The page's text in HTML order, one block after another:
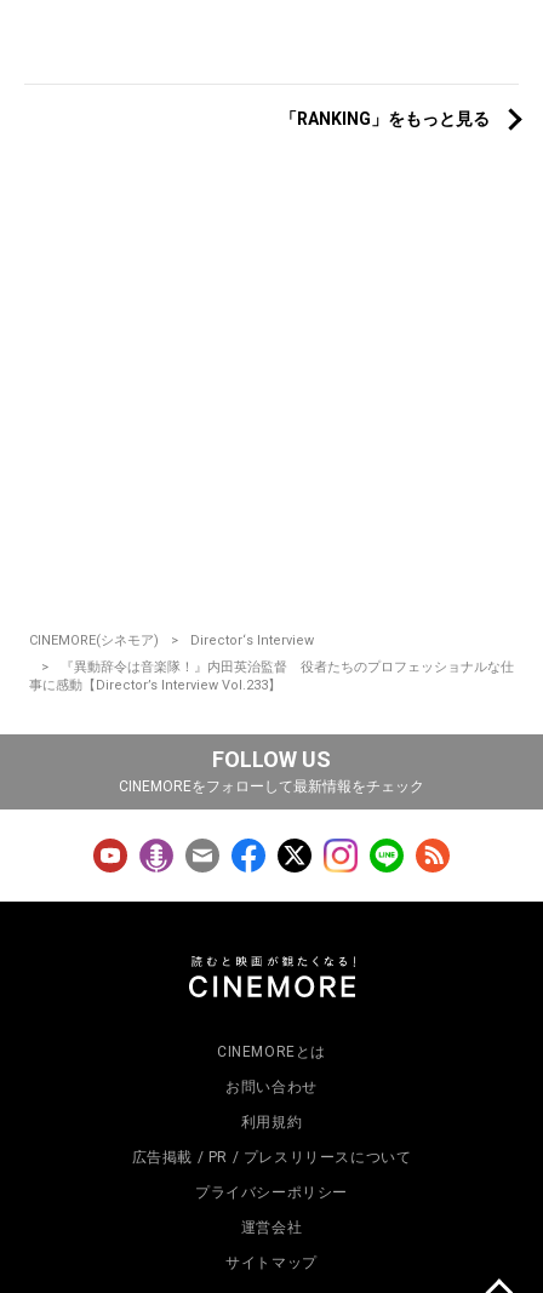
「RANKING」をもっと見る
CINEMORE(シネモア)
Director‘s Interview
『異動辞令は音楽隊！』内田英治監督 役者たちのプロフェッショナルな仕
事に感動【Director’s Interview Vol.233】
FOLLOW US
CINEMOREをフォローして最新情報をチェック
CINEMOREとは
お問い合わせ
利用規約
広告掲載 / PR / プレスリリースについて
プライバシーポリシー
運営会社
サイトマップ